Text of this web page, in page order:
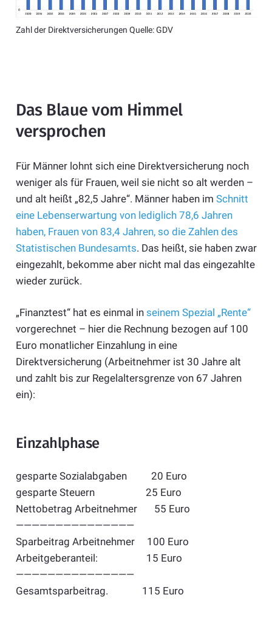
Zahl der Direktversicherungen Quelle: GDV
Das Blaue vom Himmel
versprochen
Für Männer lohnt sich eine Direktversicherung noch
weniger als für Frauen, weil sie nicht so alt werden –
und alt heißt „82,5 Jahre“. Männer haben im Schnitt
eine Lebenserwartung von lediglich 78,6 Jahren
haben, Frauen von 83,4 Jahren, so die Zahlen des
Statistischen Bundesamts. Das heißt, sie haben zwar
eingezahlt, bekomme aber nicht mal das eingezahlte
wieder zurück.
„Finanztest“ hat es einmal in seinem Spezial „Rente“
vorgerechnet – hier die Rechnung bezogen auf 100
Euro monatlicher Einzahlung in eine
Direktversicherung (Arbeitnehmer ist 30 Jahre alt
und zahlt bis zur Regelaltersgrenze von 67 Jahren
ein):
Einzahlphase
gesparte Sozialabgaben 20 Euro
gesparte Steuern 25 Euro
Nettobetrag Arbeitnehmer 55 Euro
———————————————
Sparbeitrag Arbeitnehmer 100 Euro
Arbeitgeberanteil: 15 Euro
———————————————
Gesamtsparbeitrag. 115 Euro